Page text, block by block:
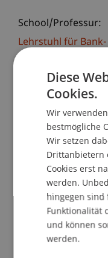
School/Professur:
Lehrstuhl für
Im Intensivkurs
des Executive
und
Teilnehmenden
europäischen
zivilrechtlicher
Perspektive.
Diese
Cookies.
Wir
bestmögliche
Wir setzen
Drittanbietern
Cookies erst
werden.
hingegen
Funktionalität
und können
werden.